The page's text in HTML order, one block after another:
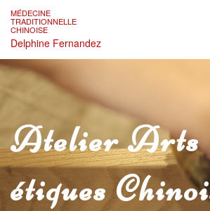
content
MÉDECINE
TRADITIONNELLE
CHINOISE
Delphine Fernandez
Atelier Arts
Étiques